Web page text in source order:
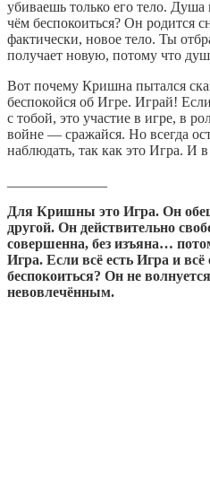
убиваешь только его тело.
чём беспокоиться? Он родится
фактически, новое тело. Ты
получает новую, потому что
Вот почему Кришна пытался
беспокойся об Игре. Играй!
с тобой, это участие в игре, в
войне — сражайся. Но всегда
наблюдать, так как это Игра. И
Для Кришны это Игра. Он
другой. Он действительно
совершенна, без изъяна…
Игра. Если всё есть Игра и всё
беспокоиться? Он не
невовлечённым.